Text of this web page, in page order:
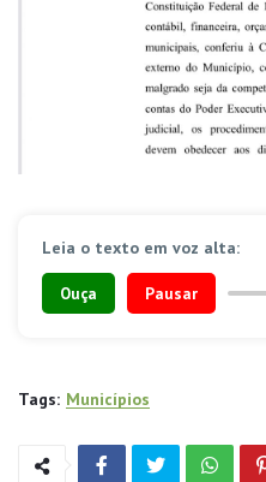
Leia o texto em voz alta:
Ouça Pausar
Tags: Municípios